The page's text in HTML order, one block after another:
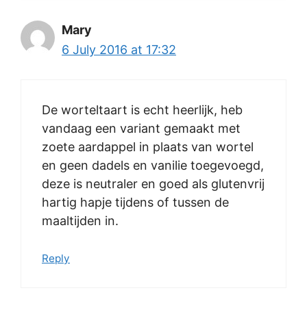
Mary
6 July 2016 at 17:32
De worteltaart is echt heerlijk, heb
vandaag een variant gemaakt met
zoete aardappel in plaats van wortel
en geen dadels en vanilie toegevoegd,
deze is neutraler en goed als glutenvrij
hartig hapje tijdens of tussen de
maaltijden in.
Reply